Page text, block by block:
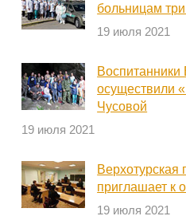
больницам
19 июля 2021
Воспитанники
осуществили
Чусовой
19 июля 2021
Верхотурская
приглашает к
19 июля 2021